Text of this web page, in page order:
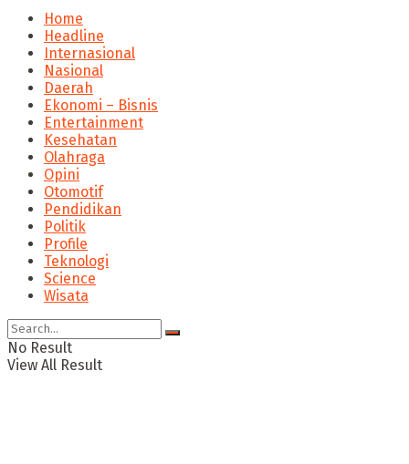
Home
Headline
Internasional
Nasional
Daerah
Ekonomi – Bisnis
Entertainment
Kesehatan
Olahraga
Opini
Otomotif
Pendidikan
Politik
Profile
Teknologi
Science
Wisata
No Result
View All Result